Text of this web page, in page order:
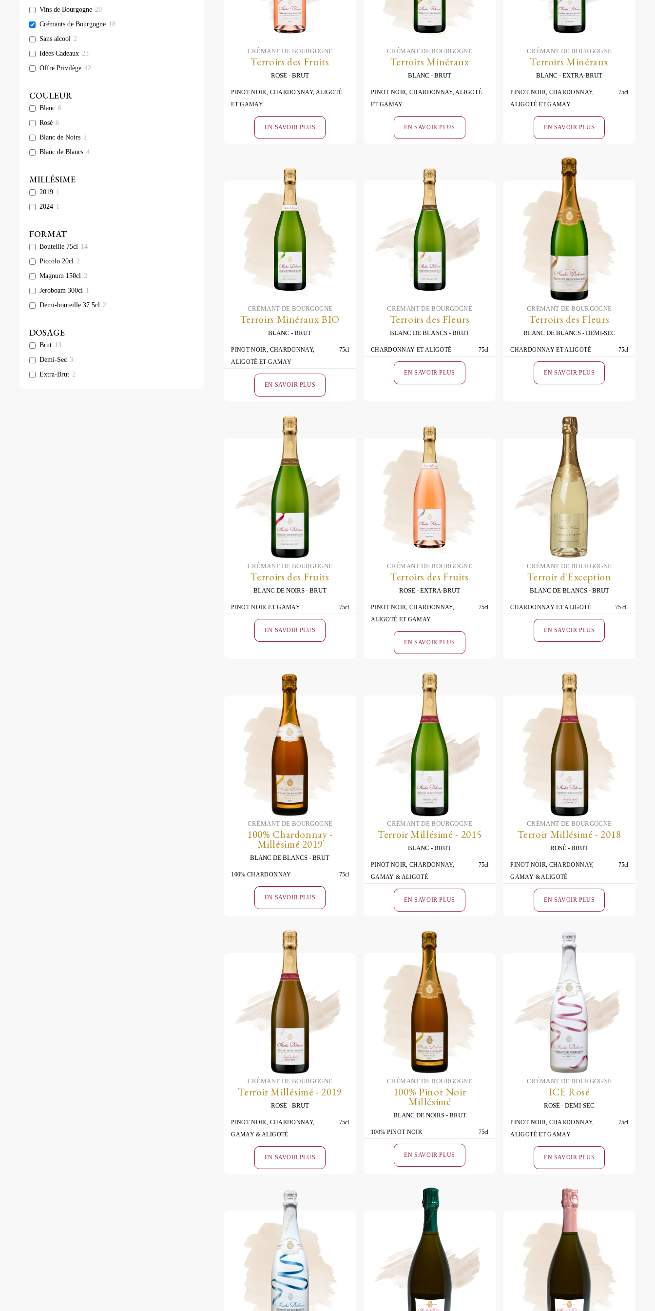
CRÉMANT DE BOURGOGNE
Terroirs des Fruits
ROSÉ BRUT
PINOT NOIR, CHARDONNAY, ALIGOTÉ
ET GAMAY
EN SAVOIR PLUS
CRÉMANT DE BOURGOGNE
Terroirs Minéraux
BLANC BRUT
PINOT NOIR, CHARDONNAY, ALIGOTÉ
ET GAMAY
EN SAVOIR PLUS
CRÉMANT DE BOURGOGNE
Terroirs Minéraux
BLANC EXTRA-BRUT
PINOT NOIR, CHARDONNAY,
ALIGOTÉ ET GAMAY
75cl
EN SAVOIR PLUS
CRÉMANT DE BOURGOGNE
Terroirs Minéraux BIO
BLANC BRUT
PINOT NOIR, CHARDONNAY,
ALIGOTÉ ET GAMAY
75cl
EN SAVOIR PLUS
CRÉMANT DE BOURGOGNE
Terroirs des Fleurs
BLANC DE BLANCS BRUT
CHARDONNAY ET ALIGOTÉ 75cl
EN SAVOIR PLUS
CRÉMANT DE BOURGOGNE
Terroirs des Fleurs
BLANC DE BLANCS DEMI-SEC
CHARDONNAY ET ALIGOTÉ 75cl
EN SAVOIR PLUS
CRÉMANT DE BOURGOGNE
Terroirs des Fruits
BLANC DE NOIRS BRUT
PINOT NOIR ET GAMAY 75cl
EN SAVOIR PLUS
CRÉMANT DE BOURGOGNE
Terroirs des Fruits
ROSÉ EXTRA-BRUT
PINOT NOIR, CHARDONNAY,
ALIGOTÉ ET GAMAY
75cl
EN SAVOIR PLUS
CRÉMANT DE BOURGOGNE
Terroir d'Exception
BLANC DE BLANCS BRUT
CHARDONNAY ET ALIGOTÉ 75 cL
EN SAVOIR PLUS
CRÉMANT DE BOURGOGNE
100% Chardonnay -
Millésimé 2019
BLANC DE BLANCS BRUT
100% CHARDONNAY 75cl
EN SAVOIR PLUS
CRÉMANT DE BOURGOGNE
Terroir Millésimé - 2015
BLANC BRUT
PINOT NOIR, CHARDONNAY,
GAMAY & ALIGOTÉ
75cl
EN SAVOIR PLUS
CRÉMANT DE BOURGOGNE
Terroir Millésimé - 2018
ROSÉ BRUT
PINOT NOIR, CHARDONNAY,
GAMAY & ALIGOTÉ
75cl
EN SAVOIR PLUS
CRÉMANT DE BOURGOGNE
Terroir Millésimé - 2019
ROSÉ BRUT
PINOT NOIR, CHARDONNAY,
GAMAY & ALIGOTÉ
75cl
EN SAVOIR PLUS
CRÉMANT DE BOURGOGNE
100% Pinot Noir
Millésimé
BLANC DE NOIRS BRUT
100% PINOT NOIR 75cl
EN SAVOIR PLUS
CRÉMANT DE BOURGOGNE
ICE Rosé
ROSÉ DEMI-SEC
PINOT NOIR, CHARDONNAY,
ALIGOTÉ ET GAMAY
75cl
EN SAVOIR PLUS
Vins de Bourgogne 20
Crémants de Bourgogne 18
Sans alcool 2
Idées Cadeaux 23
Offre Privilège 42
COULEUR
Blanc 6
Rosé 6
Blanc de Noirs 2
Blanc de Blancs 4
MILLÉSIME
2019 1
2024 1
FORMAT
Bouteille 75cl 14
Piccolo 20cl 2
Magnum 150cl 2
Jeroboam 300cl 1
Demi-bouteille 37.5cl 2
DOSAGE
Brut 13
Demi-Sec 3
Extra-Brut 2